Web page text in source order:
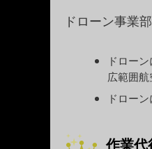
ドローン事業部
ドロー
広範囲
ドロー
作業代